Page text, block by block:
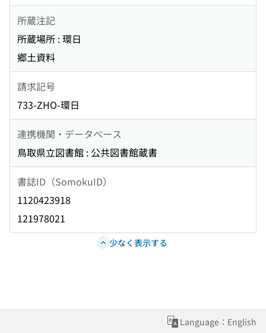
所蔵注記
所蔵場所 : 環日
郷土資料
請求記号
733-ZHO-環日
連携機関・データベース
鳥取県立図書館 : 公共図書館蔵書
書誌ID（SomokuID）
1120423918
121978021
少なく表示する
Language：English